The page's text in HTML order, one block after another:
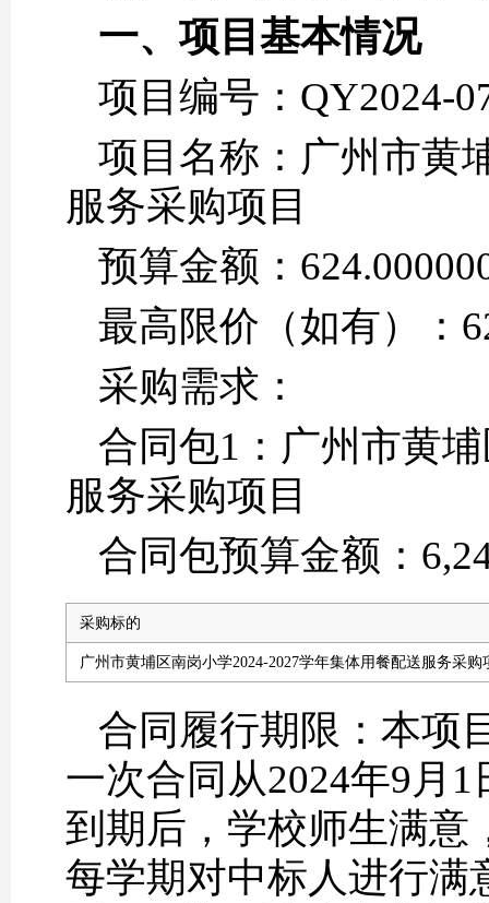
一、项目基本情况
项目编号：QY2024-
项目名称：广州市黄
服务采购项目
预算金额：
最高限价（如有）：
采购需求：
合同包1：广州市黄
服务采购项目
合同包预算金额：
采购标的
广州市黄埔区南岗小学2024-2027学年集体用餐配送服务采购
合同履行期限：本项
一次合同从2024年9月
到期后，学校师生满意
每学期对中标人进行满